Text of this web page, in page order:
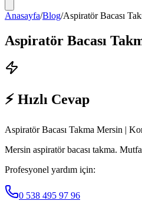
Anasayfa/Blog/Aspiratör Bacası
Aspiratör Bacası
⚡ Hızlı Cevap
Aspiratör Bacası Takma Mersin |
Mersin aspiratör bacası takma.
Profesyonel yardım için:
0 538 495 97 96